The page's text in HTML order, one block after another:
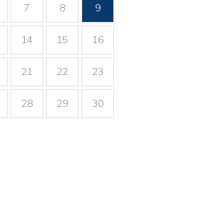
7 8 9
14 15 16
21 22 23
28 29 30